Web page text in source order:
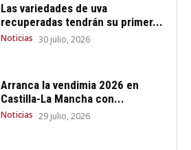
Las variedades de uva
recuperadas tendrán su primer...
Noticias 30 julio, 2026
Arranca la vendimia 2026 en
Castilla-La Mancha con...
Noticias 29 julio, 2026